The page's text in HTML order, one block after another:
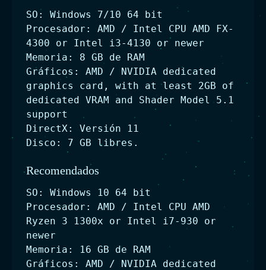
SO: Windows 7/10 64 bit
Procesador: AMD / Intel CPU AMD FX-
4300 or Intel i3-4130 or newer
Memoria: 8 GB de RAM
Gráficos: AMD / NVIDIA dedicated
graphics card, with at least 2GB of
dedicated VRAM and Shader Model 5.1
support
DirectX: Versión 11
Disco: 7 GB libres.
Recomendados
SO: Windows 10 64 bit
Procesador: AMD / Intel CPU AMD
Ryzen 3 1300x or Intel i7-930 or
newer
Memoria: 16 GB de RAM
Gráficos: AMD / NVIDIA dedicated